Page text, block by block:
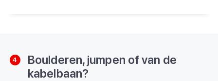
4
Boulderen, jumpen of van de
kabelbaan?